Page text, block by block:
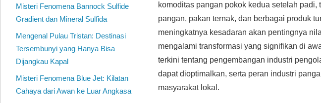
komoditas pangan pokok kedua setelah
pangan, pakan ternak, dan berbagai produk
meningkatnya kesadaran akan pentingnya
mengalami transformasi yang signifikan di
terkini tentang pengembangan industri
dapat dioptimalkan, serta peran industri
masyarakat lokal.
Misteri Fenomena Bannock Sulfide
Gradient dan Mineral Sulfida
Mengenal Pulau Tristan: Destinasi
Tersembunyi yang Hanya Bisa
Dijangkau Kapal
Misteri Fenomena Blue Jet: Kilatan
Cahaya dari Awan ke Luar Angkasa